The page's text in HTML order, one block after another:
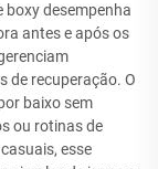
boxy desempenha
antes e após os
de recuperação. O
baixo sem
ou rotinas de
esse